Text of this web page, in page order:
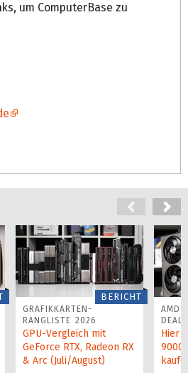
um ComputerBase zu
BERICHT
GRAFIKKARTEN-
RANGLISTE 2026
GPU-Vergleich mit
GeForce RTX, Radeon RX
& Arc (Juli/August)
AMD
DEALS
Hier
9000